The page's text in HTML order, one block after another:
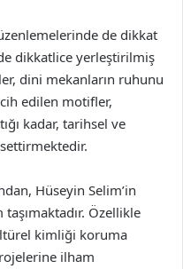
de dikkat
dikkatlice yerleştirilmiş
dini mekanların ruhunu
edilen motifler,
kadar, tarihsel ve
Hüseyin Selim’in
Özellikle
kimliği koruma
ilham